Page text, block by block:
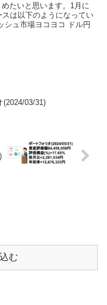
たいと思います。1月に
は以下のようになってい
シュ市場ヨコヨコ ドル円
(2024/03/31)
む